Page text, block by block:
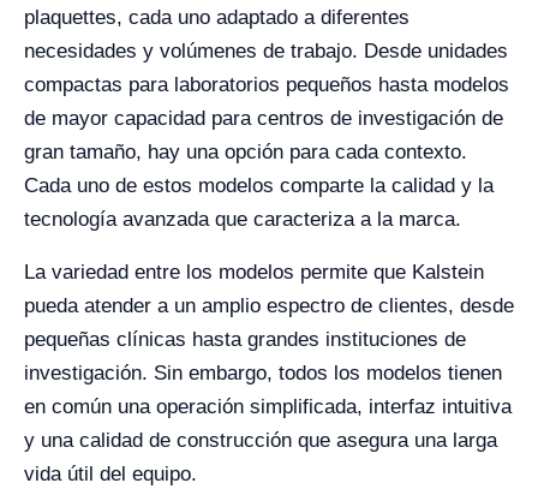
plaquettes, cada uno adaptado a diferentes
necesidades y volúmenes de trabajo. Desde unidades
compactas para laboratorios pequeños hasta modelos
de mayor capacidad para centros de investigación de
gran tamaño, hay una opción para cada contexto.
Cada uno de estos modelos comparte la calidad y la
tecnología avanzada que caracteriza a la marca.
La variedad entre los modelos permite que Kalstein
pueda atender a un amplio espectro de clientes, desde
pequeñas clínicas hasta grandes instituciones de
investigación. Sin embargo, todos los modelos tienen
en común una operación simplificada, interfaz intuitiva
y una calidad de construcción que asegura una larga
vida útil del equipo.